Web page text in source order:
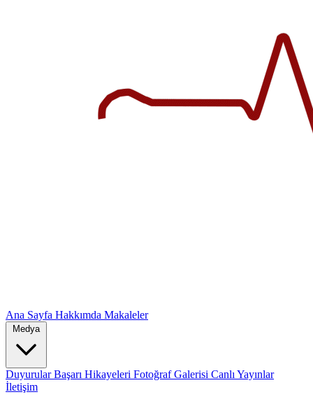
Ana Sayfa Hakkımda Makaleler
Medya
DuyurularBaşarı Hikayeleri Fotoğraf Galerisi Canlı Yayınlar
İletişim